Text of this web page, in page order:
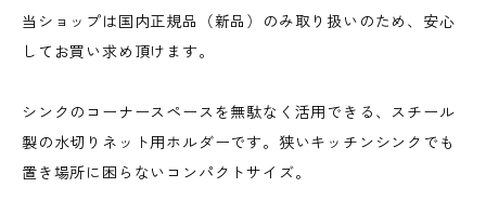
当ショップは国内正規品（新品）のみ取り扱いのため、安心
してお買い求め頂けます。
シンクのコーナースペースを無駄なく活用できる、スチール
製の水切りネット用ホルダーです。狭いキッチンシンクでも
置き場所に困らないコンパクトサイズ。